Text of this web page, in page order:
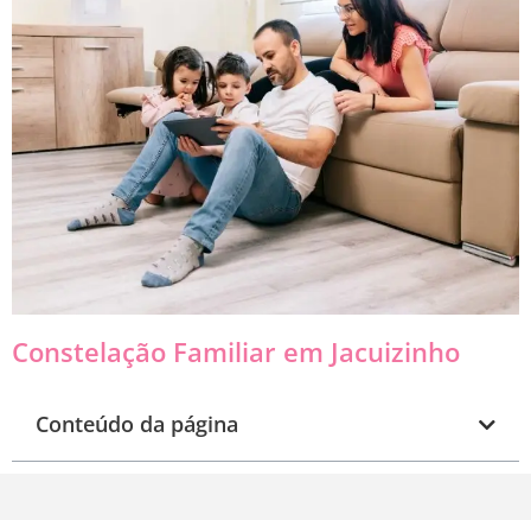
Constelação Familiar em Jacuizinho
Conteúdo da página